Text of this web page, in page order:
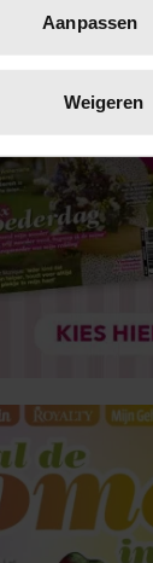
eigenschappen
voorkeuren in
om content
functies voor
te
gebruik van
media,
van uw
onze cookies
Aanpassen
Weigeren